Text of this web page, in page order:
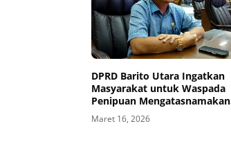
DPRD Barito Utara Ingatkan
Masyarakat untuk Waspada
Penipuan Mengatasnamakan
Bupati
Maret 16, 2026